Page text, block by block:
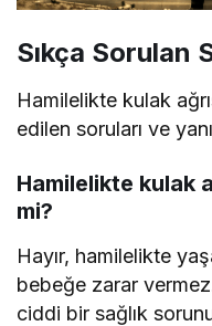
Sıkça Sorulan
Hamilelikte kulak
edilen soruları ve
Hamilelikte kulak
mi?
Hayır, hamilelikte
bebeğe zarar
ciddi bir sağlık